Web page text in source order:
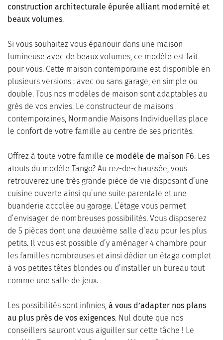
construction architecturale épurée alliant modernité et
beaux volumes.
Si vous souhaitez vous épanouir dans une maison
lumineuse avec de beaux volumes, ce modèle est fait
pour vous. Cette maison contemporaine est disponible en
plusieurs versions : avec ou sans garage, en simple ou
double. Tous nos modèles de maison sont adaptables au
grès de vos envies. Le constructeur de maisons
contemporaines, Normandie Maisons Individuelles place
le confort de votre famille au centre de ses priorités.
Offrez à toute votre famille ce modèle de maison F6. Les
atouts du modèle Tango? Au rez-de-chaussée, vous
retrouverez une très grande pièce de vie disposant d’une
cuisine ouverte ainsi qu’une suite parentale et une
buanderie accolée au garage. L’étage vous permet
d’envisager de nombreuses possibilités. Vous disposerez
de 5 pièces dont une deuxième salle d’eau pour les plus
petits. Il vous est possible d’y aménager 4 chambre pour
les familles nombreuses et ainsi dédier un étage complet
à vos petites têtes blondes ou d’installer un bureau tout
comme une salle de jeux.
Les possibilités sont infinies, à vous d’adapter nos plans
au plus près de vos exigences. Nul doute que nos
conseillers sauront vous aiguiller sur cette tâche ! Le